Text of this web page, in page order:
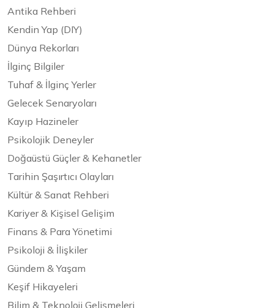
Antika Rehberi
Kendin Yap (DIY)
Dünya Rekorları
İlginç Bilgiler
Tuhaf & İlginç Yerler
Gelecek Senaryoları
Kayıp Hazineler
Psikolojik Deneyler
Doğaüstü Güçler & Kehanetler
Tarihin Şaşırtıcı Olayları
Kültür & Sanat Rehberi
Kariyer & Kişisel Gelişim
Finans & Para Yönetimi
Psikoloji & İlişkiler
Gündem & Yaşam
Keşif Hikayeleri
Bilim & Teknoloji Gelişmeleri